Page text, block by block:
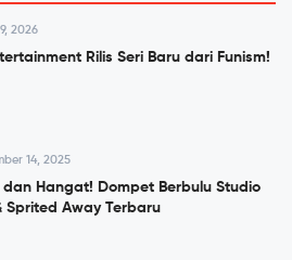
2026
Rilis Seri Baru dari Funism!
14, 2025
dan Hangat! Dompet Berbulu Studio
Sprited Away Terbaru